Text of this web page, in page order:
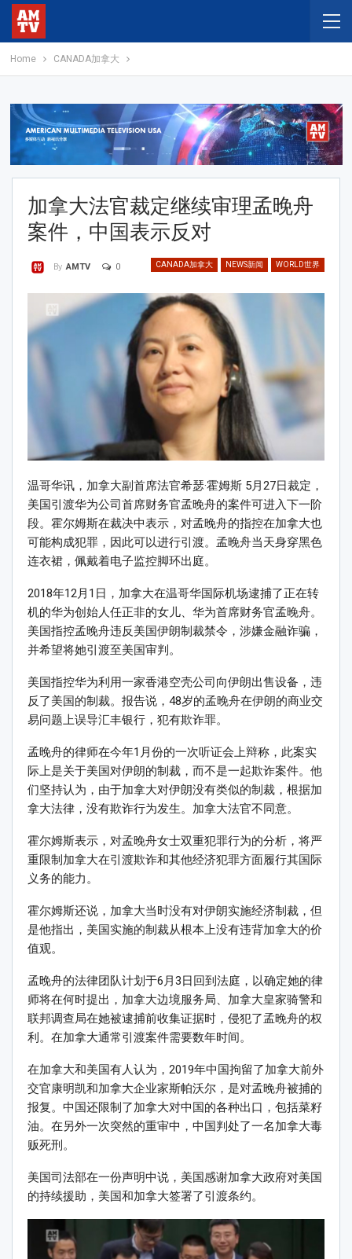
Home CANADA加拿大
加拿大法官裁定继续审理孟晚舟
案件，中国表示反对
CANADA加拿大 NEWS新闻 WORLD世界
By AMTV 0
温哥华讯，加拿大副首席法官希瑟·霍姆斯 5月27日裁定，
美国引渡华为公司首席财务官孟晚舟的案件可进入下一阶
段。霍尔姆斯在裁决中表示，对孟晚舟的指控在加拿大也
可能构成犯罪，因此可以进行引渡。孟晚舟当天身穿黑色
连衣裙，佩戴着电子监控脚环出庭。
2018年12月1日，加拿大在温哥华国际机场逮捕了正在转
机的华为创始人任正非的女儿、华为首席财务官孟晚舟。
美国指控孟晚舟违反美国伊朗制裁禁令，涉嫌金融诈骗，
并希望将她引渡至美国审判。
美国指控华为利用一家香港空壳公司向伊朗出售设备，违
反了美国的制裁。报告说，48岁的孟晚舟在伊朗的商业交
易问题上误导汇丰银行，犯有欺诈罪。
孟晚舟的律师在今年1月份的一次听证会上辩称，此案实
际上是关于美国对伊朗的制裁，而不是一起欺诈案件。他
们坚持认为，由于加拿大对伊朗没有类似的制裁，根据加
拿大法律，没有欺诈行为发生。加拿大法官不同意。
霍尔姆斯表示，对孟晚舟女士双重犯罪行为的分析，将严
重限制加拿大在引渡欺诈和其他经济犯罪方面履行其国际
义务的能力。
霍尔姆斯还说，加拿大当时没有对伊朗实施经济制裁，但
是他指出，美国实施的制裁从根本上没有违背加拿大的价
值观。
孟晚舟的法律团队计划于6月3日回到法庭，以确定她的律
师将在何时提出，加拿大边境服务局、加拿大皇家骑警和
联邦调查局在她被逮捕前收集证据时，侵犯了孟晚舟的权
利。在加拿大通常引渡案件需要数年时间。
在加拿大和美国有人认为，2019年中国拘留了加拿大前外
交官康明凯和加拿大企业家斯帕沃尔，是对孟晚舟被捕的
报复。中国还限制了加拿大对中国的各种出口，包括菜籽
油。在另外一次突然的重审中，中国判处了一名加拿大毒
贩死刑。
美国司法部在一份声明中说，美国感谢加拿大政府对美国
的持续援助，美国和加拿大签署了引渡条约。